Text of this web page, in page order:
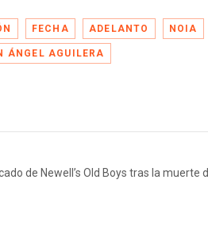
FECHA ADELANTO NOIA
ÁNGEL AGUILERA
de Newell’s Old Boys tras la muerte